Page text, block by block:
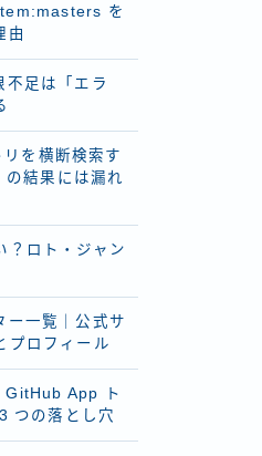
を
由
足は「エラ
を横断検索す
結果には漏れ
？ロト・ジャン
ー一覧｜公式サ
プロフィール
GitHub App ト
つの落とし穴